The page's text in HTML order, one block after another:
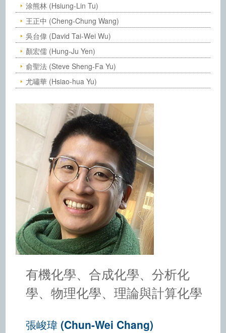
涂熊林 (Hsiung-Lin Tu)
王正中 (Cheng-Chung Wang)
吳台偉 (David Tai-Wei Wu)
顏宏儒 (Hung-Ju Yen)
俞聖法 (Steve Sheng-Fa Yu)
尤嘯華 (Hsiao-hua Yu)
有機化學、合成化學、分析化
學、物理化學、理論與計算化學
張峻瑋 (Chun-Wei Chang)